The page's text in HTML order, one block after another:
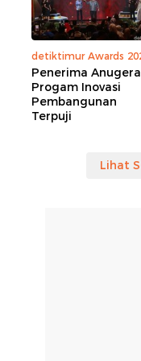
detiktimur Awards
Penerima
Progam Inovasi
Pembangunan
Terpuji
Lihat